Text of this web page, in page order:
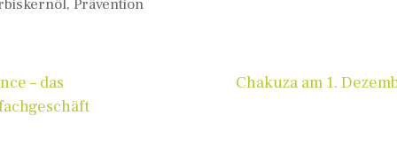
,Prävention
– das
Chakuza am 1.